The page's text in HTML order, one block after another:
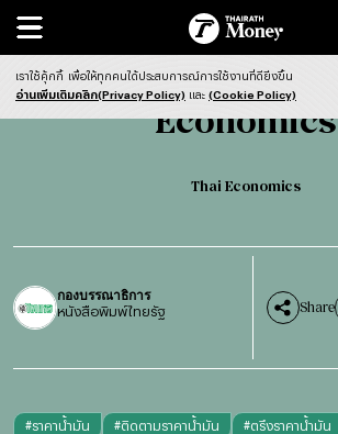
Economics Thai Economics
Economics
Thai Economics
กองบรรณาธิการ
หนังสือพิมพ์ไทยรัฐ Share
#ราคาน้ำมัน #ติดตามราคาน้ำมัน #ตรึงราคาน้ำมัน
- ก + ก
เราใช้คุ้กกี้ เพื่อให้ทุกคนได้ประสบการณ์การใช้งานที่ดียิ่งขึ้น
อ่านเพิ่มเติมคลิก(Privacy Policy) และ (Cookie Policy)